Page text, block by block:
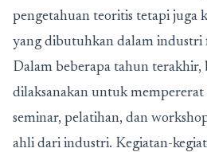
pengetahuan teoritis tetapi juga
yang dibutuhkan dalam industri
Dalam beberapa tahun terakhir,
dilaksanakan untuk mempererat
seminar, pelatihan, dan
ahli dari industri. Kegiatan-